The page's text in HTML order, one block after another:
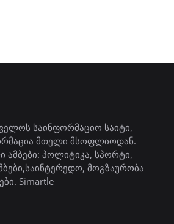
საინფორმაციო საიტი,
მთელი მსოფლიოდან.
ამბები: პოლიტიკა, სპორტი,
მოგზაურობა
Simartle